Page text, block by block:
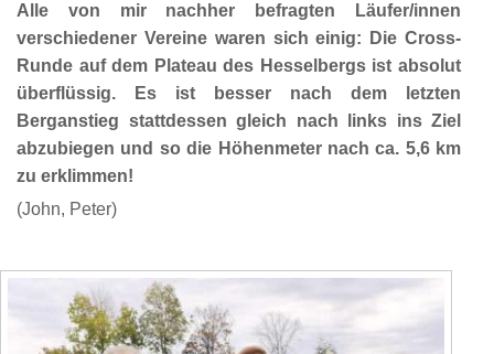
Alle von mir nachher befragten Läufer/innen
verschiedener Vereine waren sich einig: Die Cross-
Runde auf dem Plateau des Hesselbergs ist absolut
überflüssig. Es ist besser nach dem letzten
Berganstieg stattdessen gleich nach links ins Ziel
abzubiegen und so die Höhenmeter nach ca. 5,6 km
zu erklimmen!
(John, Peter)